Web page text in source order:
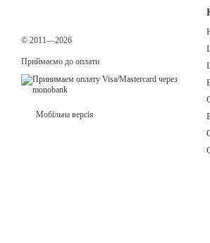
© 2011—2026
Приймаємо до оплати
Мобільна версія